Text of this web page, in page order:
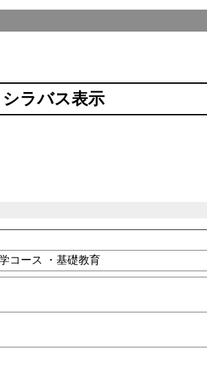
シラバス表示
コース ・基礎教育